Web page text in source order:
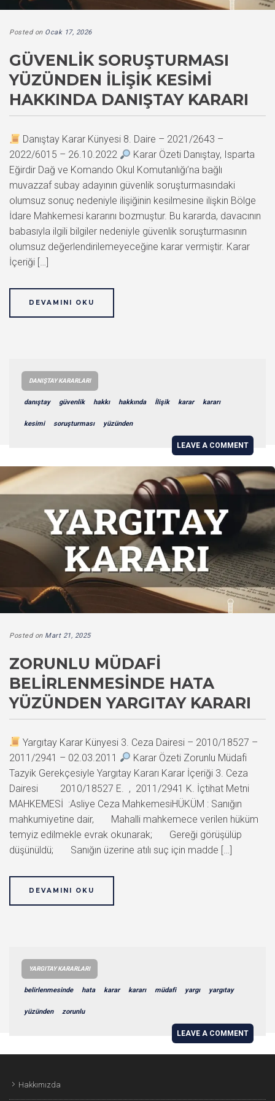
Posted on Ocak 17, 2026
GÜVENLIK SORUŞTURMASI
YÜZÜNDEN İLIŞIK KESIMI
HAKKINDA DANIŞTAY KARARI
Danıştay Karar Künyesi 8. Daire – 2021/2643 –
2022/6015 – 26.10.2022
Karar Özeti Danıştay, Isparta
Eğirdir Dağ ve Komando Okul Komutanlığı’na bağlı
muvazzaf subay adayının güvenlik soruşturmasındaki
olumsuz sonuç nedeniyle ilişiğinin kesilmesine ilişkin Bölge
İdare Mahkemesi kararını bozmuştur. Bu kararda, davacının
babasıyla ilgili bilgiler nedeniyle güvenlik soruşturmasının
olumsuz değerlendirilemeyeceğine karar vermiştir. Karar
İçeriği […]
DEVAMINI OKU
DANIŞTAY KARARLARI
danıştay güvenlik hakkı hakkında İlişik karar kararı
kesimi soruşturması yüzünden
LEAVE A COMMENT
Posted on Mart 21, 2025
ZORUNLU MÜDAFI
BELIRLENMESINDE HATA
YÜZÜNDEN YARGITAY KARARI
Yargıtay Karar Künyesi 3. Ceza Dairesi – 2010/18527 –
2011/2941 – 02.03.2011
Karar Özeti Zorunlu Müdafi
Tazyik Gerekçesiyle Yargıtay Kararı Karar İçeriği 3. Ceza
Dairesi 2010/18527 E. , 2011/2941 K. İçtihat Metni
MAHKEMESİ :Asliye Ceza MahkemesiHÜKÜM : Sanığın
mahkumiyetine dair, Mahalli mahkemece verilen hüküm
temyiz edilmekle evrak okunarak; Gereği görüşülüp
düşünüldü; Sanığın üzerine atılı suç için madde […]
DEVAMINI OKU
YARGITAY KARARLARI
belirlenmesinde hata karar kararı müdafi yargı yargıtay
yüzünden zorunlu
LEAVE A COMMENT
Hakkımızda